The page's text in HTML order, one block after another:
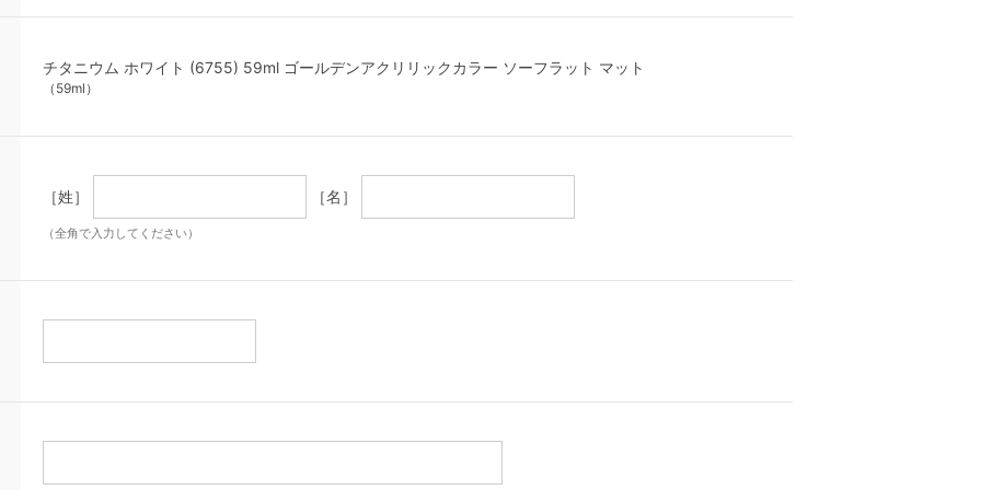
チタニウム ホワイト (6755) 59ml ゴールデンアクリリックカラー ソーフラット マット
（59ml）
［姓］ ［名］
（全角で入力してください）